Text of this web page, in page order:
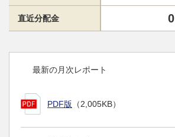
直近分配金 0
最新の月次レポート
PDF版 （2,005KB）